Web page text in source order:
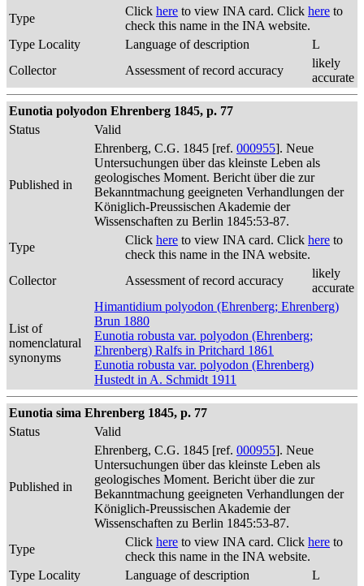
Type
Click here to view INA card. Click here to
check this name in the INA website.
Type Locality
Language of description
L
Collector
Assessment of record accuracy
likely
accurate
Eunotia polyodon Ehrenberg 1845, p. 77
Status
Valid
Published in
Ehrenberg, C.G. 1845 [ref. 000955]. Neue
Untersuchungen über das kleinste Leben als
geologisches Moment. Bericht über die zur
Bekanntmachung geeigneten Verhandlungen der
Königlich-Preussischen Akademie der
Wissenschaften zu Berlin 1845:53-87.
Type
Click here to view INA card. Click here to
check this name in the INA website.
Collector
Assessment of record accuracy
likely
accurate
List of
nomenclatural
synonyms
Himantidium polyodon (Ehrenberg; Ehrenberg)
Brun 1880
Eunotia robusta var. polyodon (Ehrenberg;
Ehrenberg) Ralfs in Pritchard 1861
Eunotia robusta var. polyodon (Ehrenberg)
Hustedt in A. Schmidt 1911
Eunotia sima Ehrenberg 1845, p. 77
Status
Valid
Published in
Ehrenberg, C.G. 1845 [ref. 000955]. Neue
Untersuchungen über das kleinste Leben als
geologisches Moment. Bericht über die zur
Bekanntmachung geeigneten Verhandlungen der
Königlich-Preussischen Akademie der
Wissenschaften zu Berlin 1845:53-87.
Type
Click here to view INA card. Click here to
check this name in the INA website.
Type Locality
Language of description
L